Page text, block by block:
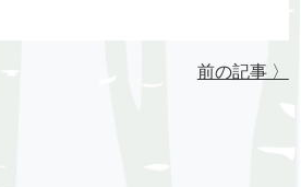
前の記事 〉